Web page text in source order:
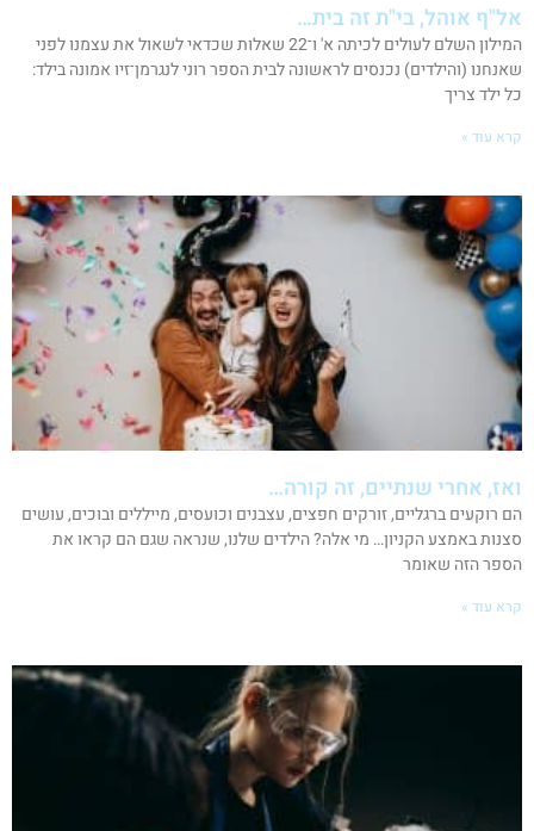
אל"ף אוהל, בי"ת זה בית…
המילון השלם לעולים לכיתה א' ו־22 שאלות שכדאי לשאול את עצמנו לפני
שאנחנו (והילדים) נכנסים לראשונה לבית הספר רוני לנגרמן־זיו אמונה בילד:
כל ילד צריך
קרא עוד »
ואז, אחרי שנתיים, זה קורה…
הם רוקעים ברגליים, זורקים חפצים, עצבנים וכועסים, מייללים ובוכים, עושים
סצנות באמצע הקניון… מי אלה? הילדים שלנו, שנראה שגם הם קראו את
הספר הזה שאומר
קרא עוד »